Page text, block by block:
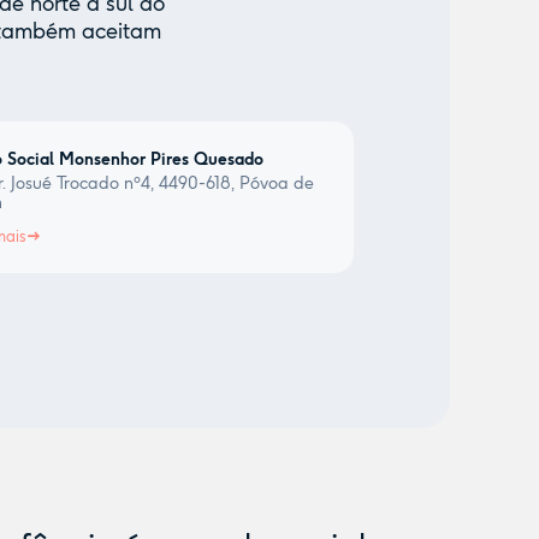
aceitam
Social Monsenhor Pires Quesado
Josué Trocado nº4, 4490-618, Póvoa de